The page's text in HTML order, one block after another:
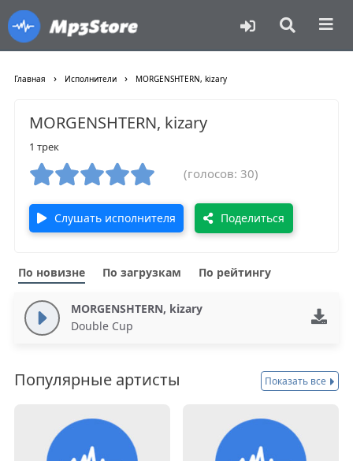
Главная › Исполнители › MORGENSHTERN, kizary
MORGENSHTERN, kizary
1 трек
(голосов: 30)
Слушать исполнителя Поделиться
По новизне По загрузкам По рейтингу
MORGENSHTERN, kizary
Double Cup
Популярные артисты Показать все